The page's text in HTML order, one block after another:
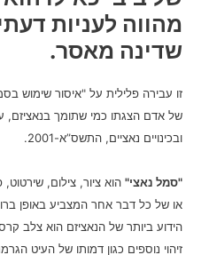
מהווה לעניות
שדינה מאסר.
זו עבירה פלילית על "איסור שימוש
של אדם הצגתו כמי שתומך בנאציזם,
ובכינויים נאציים, התשס”א-2001.
"סמל נאצי" הוא ציור, צילום,
או של כל דבר אחר המצביע באופן
הידוע ביותר של הנאציזם הוא צלב
זיהוי נוספים כגון דמותו של העיט